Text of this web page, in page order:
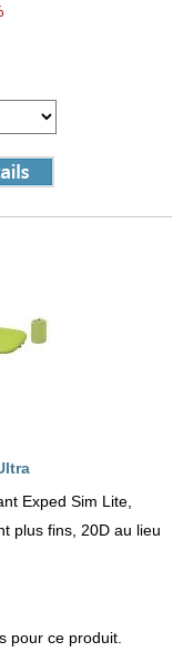
Exped Sim Lite,
plus fins, 20D au lieu
pour ce produit.